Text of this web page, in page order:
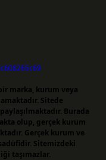
marka, kurum veya
Sitede
Burada
olup, gerçek kurum
Gerçek kurum ve
Sitemizdeki
taşımazlar.